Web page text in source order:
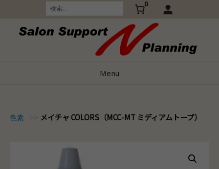
content
検
索:
0
Menu
色素 メイチャ COLORS（MCC-MT ミディアムトープ）